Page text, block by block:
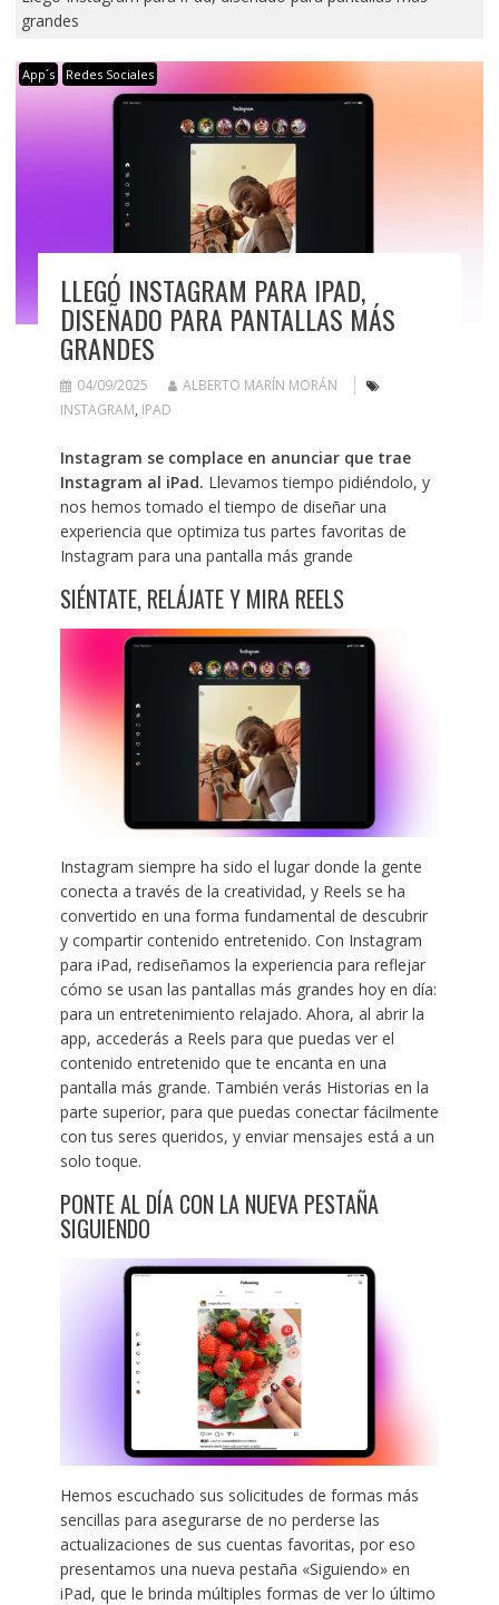
grandes
App´s Redes Sociales
LLEGÓ INSTAGRAM PARA IPAD,
DISEÑADO PARA PANTALLAS MÁS
GRANDES
04/09/2025
ALBERTO MARÍN MORÁN
INSTAGRAM, IPAD
Instagram se complace en anunciar que trae
Instagram al iPad. Llevamos tiempo pidiéndolo, y
nos hemos tomado el tiempo de diseñar una
experiencia que optimiza tus partes favoritas de
Instagram para una pantalla más grande
SIÉNTATE, RELÁJATE Y MIRA REELS
Instagram siempre ha sido el lugar donde la gente
conecta a través de la creatividad, y Reels se ha
convertido en una forma fundamental de descubrir
y compartir contenido entretenido. Con Instagram
para iPad, rediseñamos la experiencia para reflejar
cómo se usan las pantallas más grandes hoy en día:
para un entretenimiento relajado. Ahora, al abrir la
app, accederás a Reels para que puedas ver el
contenido entretenido que te encanta en una
pantalla más grande. También verás Historias en la
parte superior, para que puedas conectar fácilmente
con tus seres queridos, y enviar mensajes está a un
solo toque.
PONTE AL DÍA CON LA NUEVA PESTAÑA
SIGUIENDO
Hemos escuchado sus solicitudes de formas más
sencillas para asegurarse de no perderse las
actualizaciones de sus cuentas favoritas, por eso
presentamos una nueva pestaña «Siguiendo» en
iPad, que le brinda múltiples formas de ver lo último